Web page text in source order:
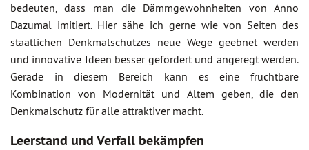
bedeuten, dass man die Dämmgewohnheiten von Anno
Dazumal imitiert. Hier sähe ich gerne wie von Seiten des
staatlichen Denkmalschutzes neue Wege geebnet werden
und innovative Ideen besser gefördert und angeregt werden.
Gerade in diesem Bereich kann es eine fruchtbare
Kombination von Modernität und Altem geben, die den
Denkmalschutz für alle attraktiver macht.
Leerstand und Verfall bekämpfen